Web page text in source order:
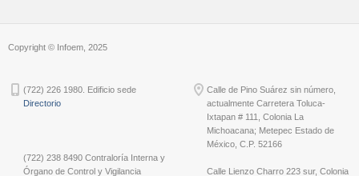
Copyright © Infoem, 2025
(722) 226 1980. Edificio sede
Directorio
(722) 238 8490 Contraloría Interna y
Órgano de Control y Vigilancia
Calle de Pino Suárez sin número,
actualmente Carretera Toluca-
Ixtapan # 111, Colonia La
Michoacana; Metepec Estado de
México, C.P. 52166
Calle Lienzo Charro 223 sur, Colonia